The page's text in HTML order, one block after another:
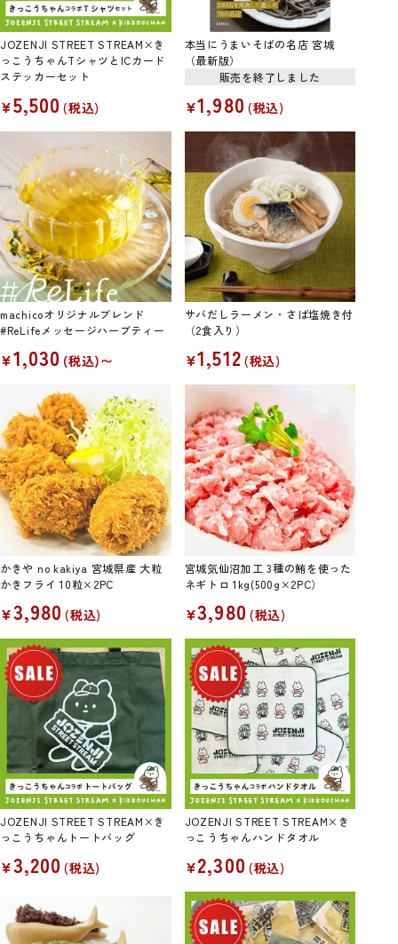
JOZENJI STREET STREAM×き
っこうちゃんTシャツとICカード
ステッカーセット
¥5,500 税込
本当にうまいそばの名店 宮城
（最新版）
販売を終了しました
¥1,980 税込
machicoオリジナルブレンド
#ReLifeメッセージハーブティー
¥1,030 税込 〜
サバだしラーメン・さば塩焼き付
（2食入り）
¥1,512 税込
かきや no kakiya 宮城県産 大粒
かきフライ 10粒×2PC
¥3,980 税込
宮城気仙沼加工 3種の鮪を使った
ネギトロ 1kg(500g×2PC）
¥3,980 税込
JOZENJI STREET STREAM×き
っこうちゃんトートバッグ
¥3,200 税込
JOZENJI STREET STREAM×き
っこうちゃんハンドタオル
¥2,300 税込